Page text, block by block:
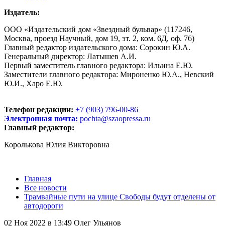
Издатель:
ООО «Издательский дом «Звездный бульвар» (117246,
Москва, проезд Научный, дом 19, эт. 2, ком. 6Д, оф. 76)
Главный редактор издательского дома: Сорокин Ю.А.
Генеральный директор: Латышев А.И.
Первый заместитель главного редактора: Ильина Е.Ю.
Заместители главного редактора: Мироненко Ю.А., Невский
Ю.И., Харо Е.Ю.
Телефон редакции: +7 (903) 796-00-86
Электронная почта: pochta@szaopressa.ru
Главный редактор:
Королькова Юлия Викторовна
Главная
Все новости
Трамвайные пути на улице Свободы будут отделены от
автодороги
02 Ноя 2022 в 13:49 Олег Ульянов